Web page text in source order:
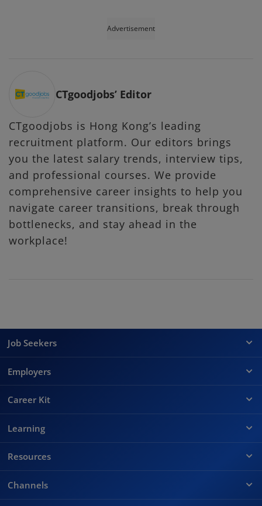
Advertisement
CTgoodjobs’ Editor
CTgoodjobs is Hong Kong’s leading
recruitment platform. Our editors brings
you the latest salary trends, interview tips,
and professional courses. We provide
comprehensive career insights to help you
navigate career transitions, break through
bottlenecks, and stay ahead in the
workplace!
Job Seekers
Employers
Career Kit
Learning
Resources
Channels